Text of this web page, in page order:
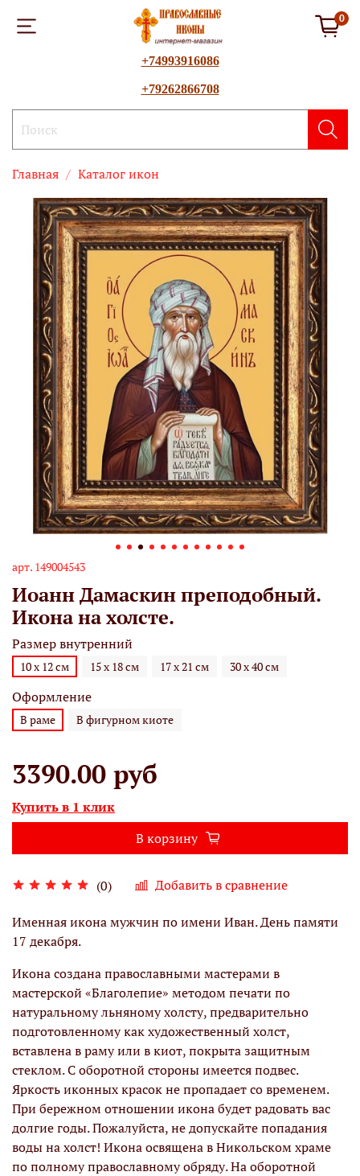
0
+74993916086
+79262866708
Главная Каталог икон
арт. 149004543
Иоанн Дамаскин преподобный.
Икона на холсте.
(0) Добавить в сравнение
Размер внутренний
10 х 12 см 15 х 18 см 17 х 21 см 30 х 40 см
Оформление
В раме В фигурном киоте
3390.00 руб
Купить в 1 клик
В корзину
Именная икона мужчин по имени Иван. День памяти
17 декабря.
Икона создана православными мастерами в
мастерской «Благолепие» методом печати по
натуральному льняному холсту, предварительно
подготовленному как художественный холст,
вставлена в раму или в киот, покрыта защитным
стеклом. С оборотной стороны имеется подвес.
Яркость иконных красок не пропадает со временем.
При бережном отношении икона будет радовать вас
долгие годы. Пожалуйста, не допускайте попадания
воды на холст! Икона освящена в Никольском храме
по полному православному обряду. На оборотной